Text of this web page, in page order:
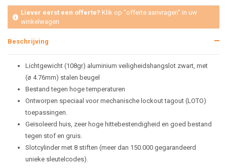
Liever eerst een offerte? Klik op "offerte aanvragen" in uw
winkelwagen
Beschrijving
Lichtgewicht (108gr) aluminium veiligheidshangslot zwart, met
(ø 4.76mm) stalen beugel
Bestand tegen hoge temperaturen
Ontworpen speciaal voor mechanische lockout tagout (LOTO)
toepassingen.
Geïsoleerd huis, zeer hoge hittebestendigheid en goed bestand
tegen stof en gruis.
Slotcylinder met 8 stiften (meer dan 150.000 gegarandeerd
unieke sleutelcodes).